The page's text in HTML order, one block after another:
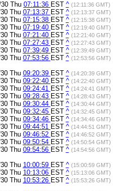
Thu 07:11:36 EST ^ (12:11:36 GMT)
Thu 07:13:37 EST ^ (12:13:37 GMT)
Thu 07:15:38 EST ^ (12:15:38 GMT)
Thu 07:19:40 EST ^ (12:19:40 GMT)
Thu 07:21:40 EST ^ (12:21:40 GMT)
Thu 07:27:43 EST ^ (12:27:43 GMT)
Thu 07:39:49 EST ^ (12:39:49 GMT)
Thu 07:53:56 EST ^ (12:53:56 GMT)
Thu 09:20:39 EST ^ (14:20:39 GMT)
Thu 09:22:40 EST ^ (14:22:40 GMT)
Thu 09:24:41 EST ^ (14:24:41 GMT)
Thu 09:28:43 EST ^ (14:28:43 GMT)
Thu 09:30:44 EST ^ (14:30:44 GMT)
Thu 09:32:45 EST ^ (14:32:45 GMT)
Thu 09:34:46 EST ^ (14:34:46 GMT)
Thu 09:44:51 EST ^ (14:44:51 GMT)
Thu 09:46:52 EST ^ (14:46:52 GMT)
Thu 09:50:54 EST ^ (14:50:54 GMT)
Thu 09:54:56 EST ^ (14:54:56 GMT)
Thu 10:00:59 EST ^ (15:00:59 GMT)
Thu 10:13:06 EST ^ (15:13:06 GMT)
Thu 10:53:26 EST ^ (15:53:26 GMT)